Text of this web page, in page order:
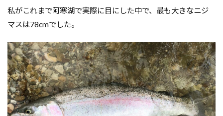
私がこれまで阿寒湖で実際に目にした中で、最も大きなニジ
マスは78cmでした。